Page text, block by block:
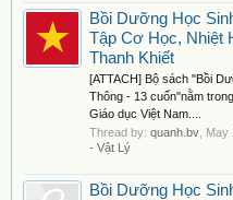
Bồi Dưỡng Học
Tập Cơ Học, Nhiệt
Thanh Khiết
[ATTACH] Bộ sách "Bồi
Thông - 13 cuốn"nằm
Giáo dục Việt Nam....
Thread by: quanh.bv May
- Vật Lý
Bồi Dưỡng Học